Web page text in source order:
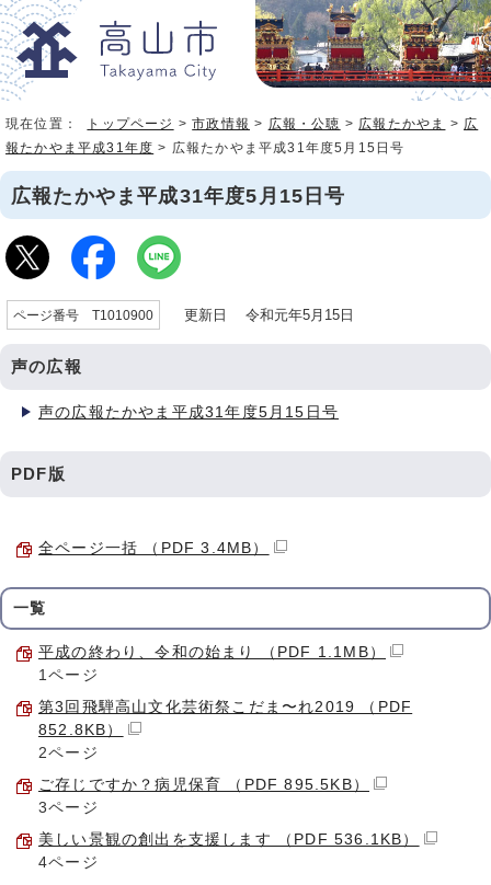
現在位置： トップページ >市政情報 > 広報・公聴 > 広報たかやま > 広
報たかやま平成31年度 > 広報たかやま平成31年度5月15日号
広報たかやま平成31年度5月15日号
ページ番号 T1010900 更新日 令和元年5月15日
声の広報
声の広報たかやま平成31年度5月15日号
PDF版
全ページ一括 （PDF 3.4MB）
一覧
平成の終わり、令和の始まり （PDF 1.1MB）
1ページ
第3回飛騨高山文化芸術祭こだま〜れ2019 （PDF
852.8KB）
2ページ
ご存じですか？病児保育 （PDF 895.5KB）
3ページ
美しい景観の創出を支援します （PDF 536.1KB）
4ページ